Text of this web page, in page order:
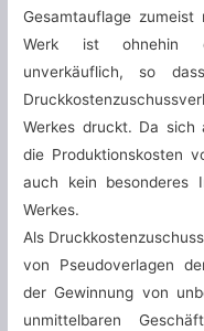
Gesamtauflage
Werk ist ohnehin
unverkäuflich, so
Werkes druckt. Da sich
die Produktionskosten
auch kein besonderes
Werkes.
Als
von Pseudoverlagen
der Gewinnung von
unmittelbaren